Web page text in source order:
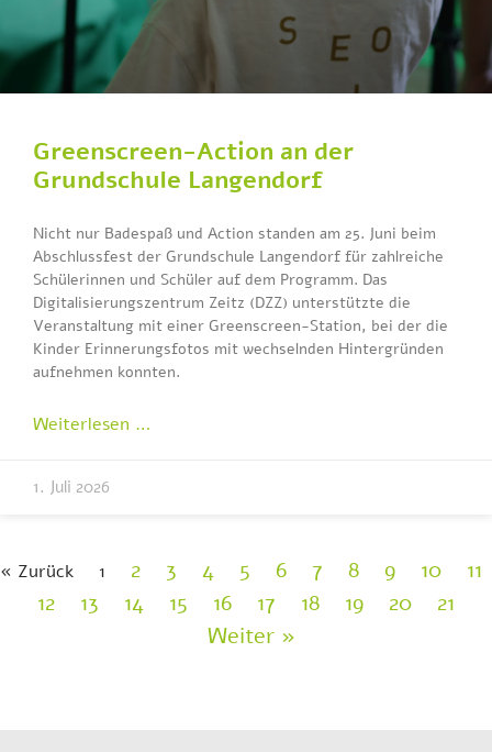
Greenscreen-Action an der
Grundschule Langendorf
Nicht nur Badespaß und Action standen am 25. Juni beim
Abschlussfest der Grundschule Langendorf für zahlreiche
Schülerinnen und Schüler auf dem Programm. Das
Digitalisierungszentrum Zeitz (DZZ) unterstützte die
Veranstaltung mit einer Greenscreen-Station, bei der die
Kinder Erinnerungsfotos mit wechselnden Hintergründen
aufnehmen konnten.
Weiterlesen …
1. Juli 2026
« Zurück 1 2 3 4 5 6 7 8 9 10
11
12
13 14 15 16 17 18 19 20
21
Weiter »